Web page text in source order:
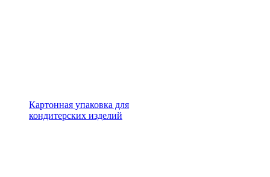
Картонная упаковка для
кондитерских изделий